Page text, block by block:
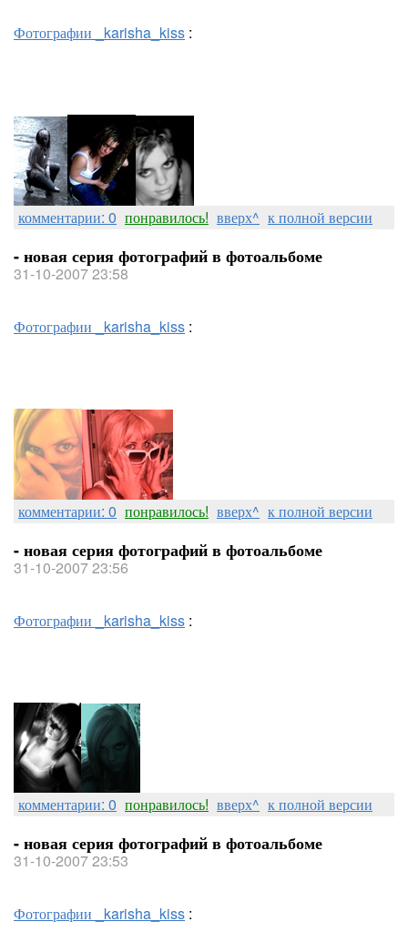
Фотографии _karisha_kiss :
комментарии: 0 понравилось! вверх^ к полной версии
- новая серия фотографий в фотоальбоме
31-10-2007 23:58
Фотографии _karisha_kiss :
комментарии: 0 понравилось! вверх^ к полной версии
- новая серия фотографий в фотоальбоме
31-10-2007 23:56
Фотографии _karisha_kiss :
комментарии: 0 понравилось! вверх^ к полной версии
- новая серия фотографий в фотоальбоме
31-10-2007 23:53
Фотографии _karisha_kiss :